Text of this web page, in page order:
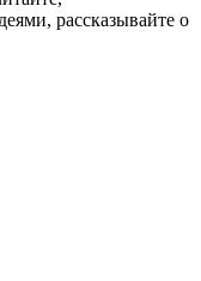
рассказывайте о